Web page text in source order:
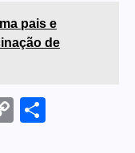
pais e
de
Copy